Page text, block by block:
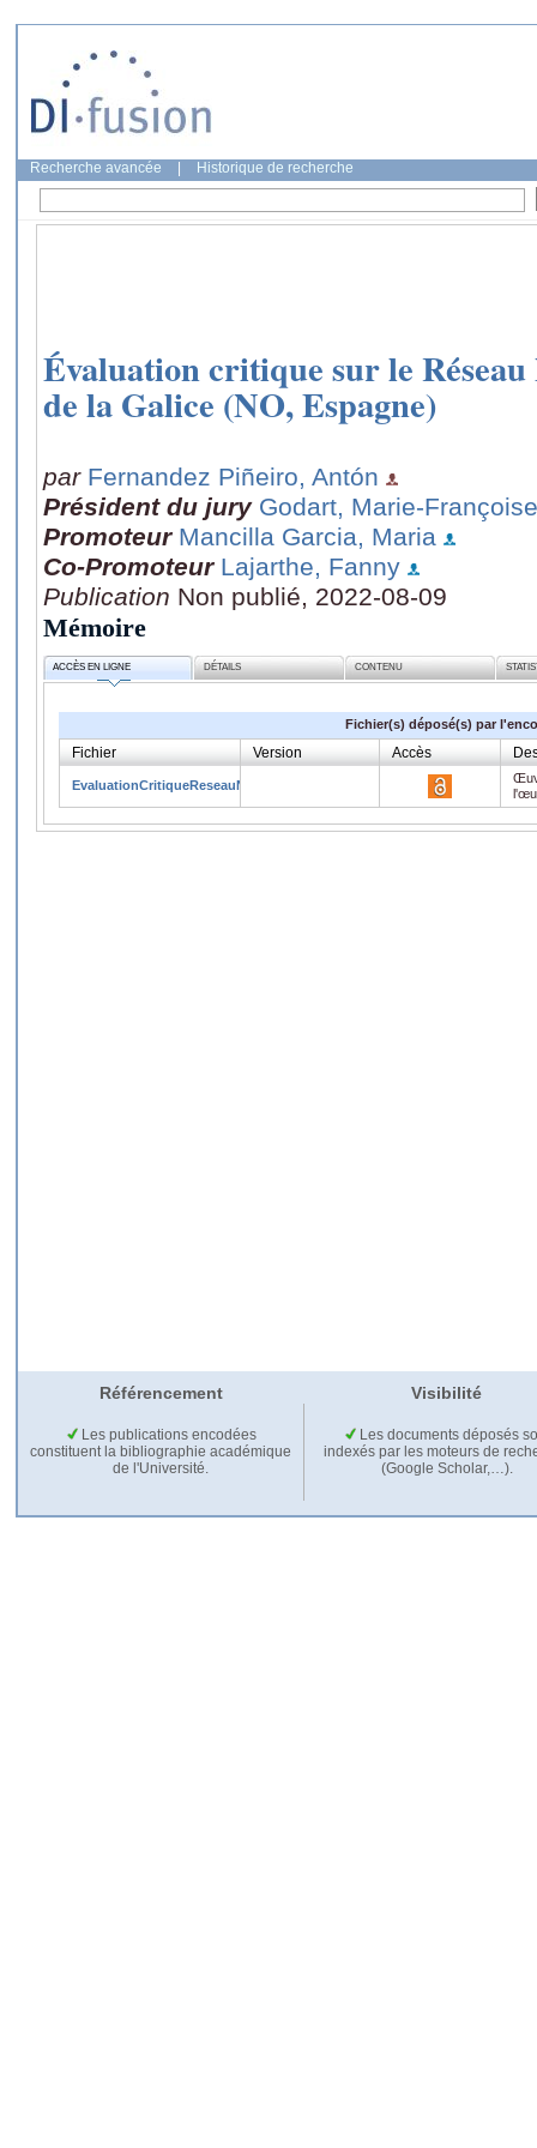
Recherche avancée Historique de recherche
Évaluation critique sur le
de la Galice (NO, Espagne)
par Fernandez Piñeiro, Antón
Président du jury Godart, Marie-Françoise
Promoteur Mancilla Garcia, Maria
Co-Promoteur Lajarthe, Fanny
Publication Non publié, 2022-08-09
Mémoire
ACCÈS EN LIGNE DÉTAILS CONTENU
Fichier(s) déposé(s) par
Fichier Version Accès
EvaluationCritiqueReseauNaturaGalice.pdf
Référencement Visibilité
Les publications encodées
constituent la bibliographie académique
de l'Université.
Les documents déposés
indexés par les moteurs de
(Google Scholar,…).